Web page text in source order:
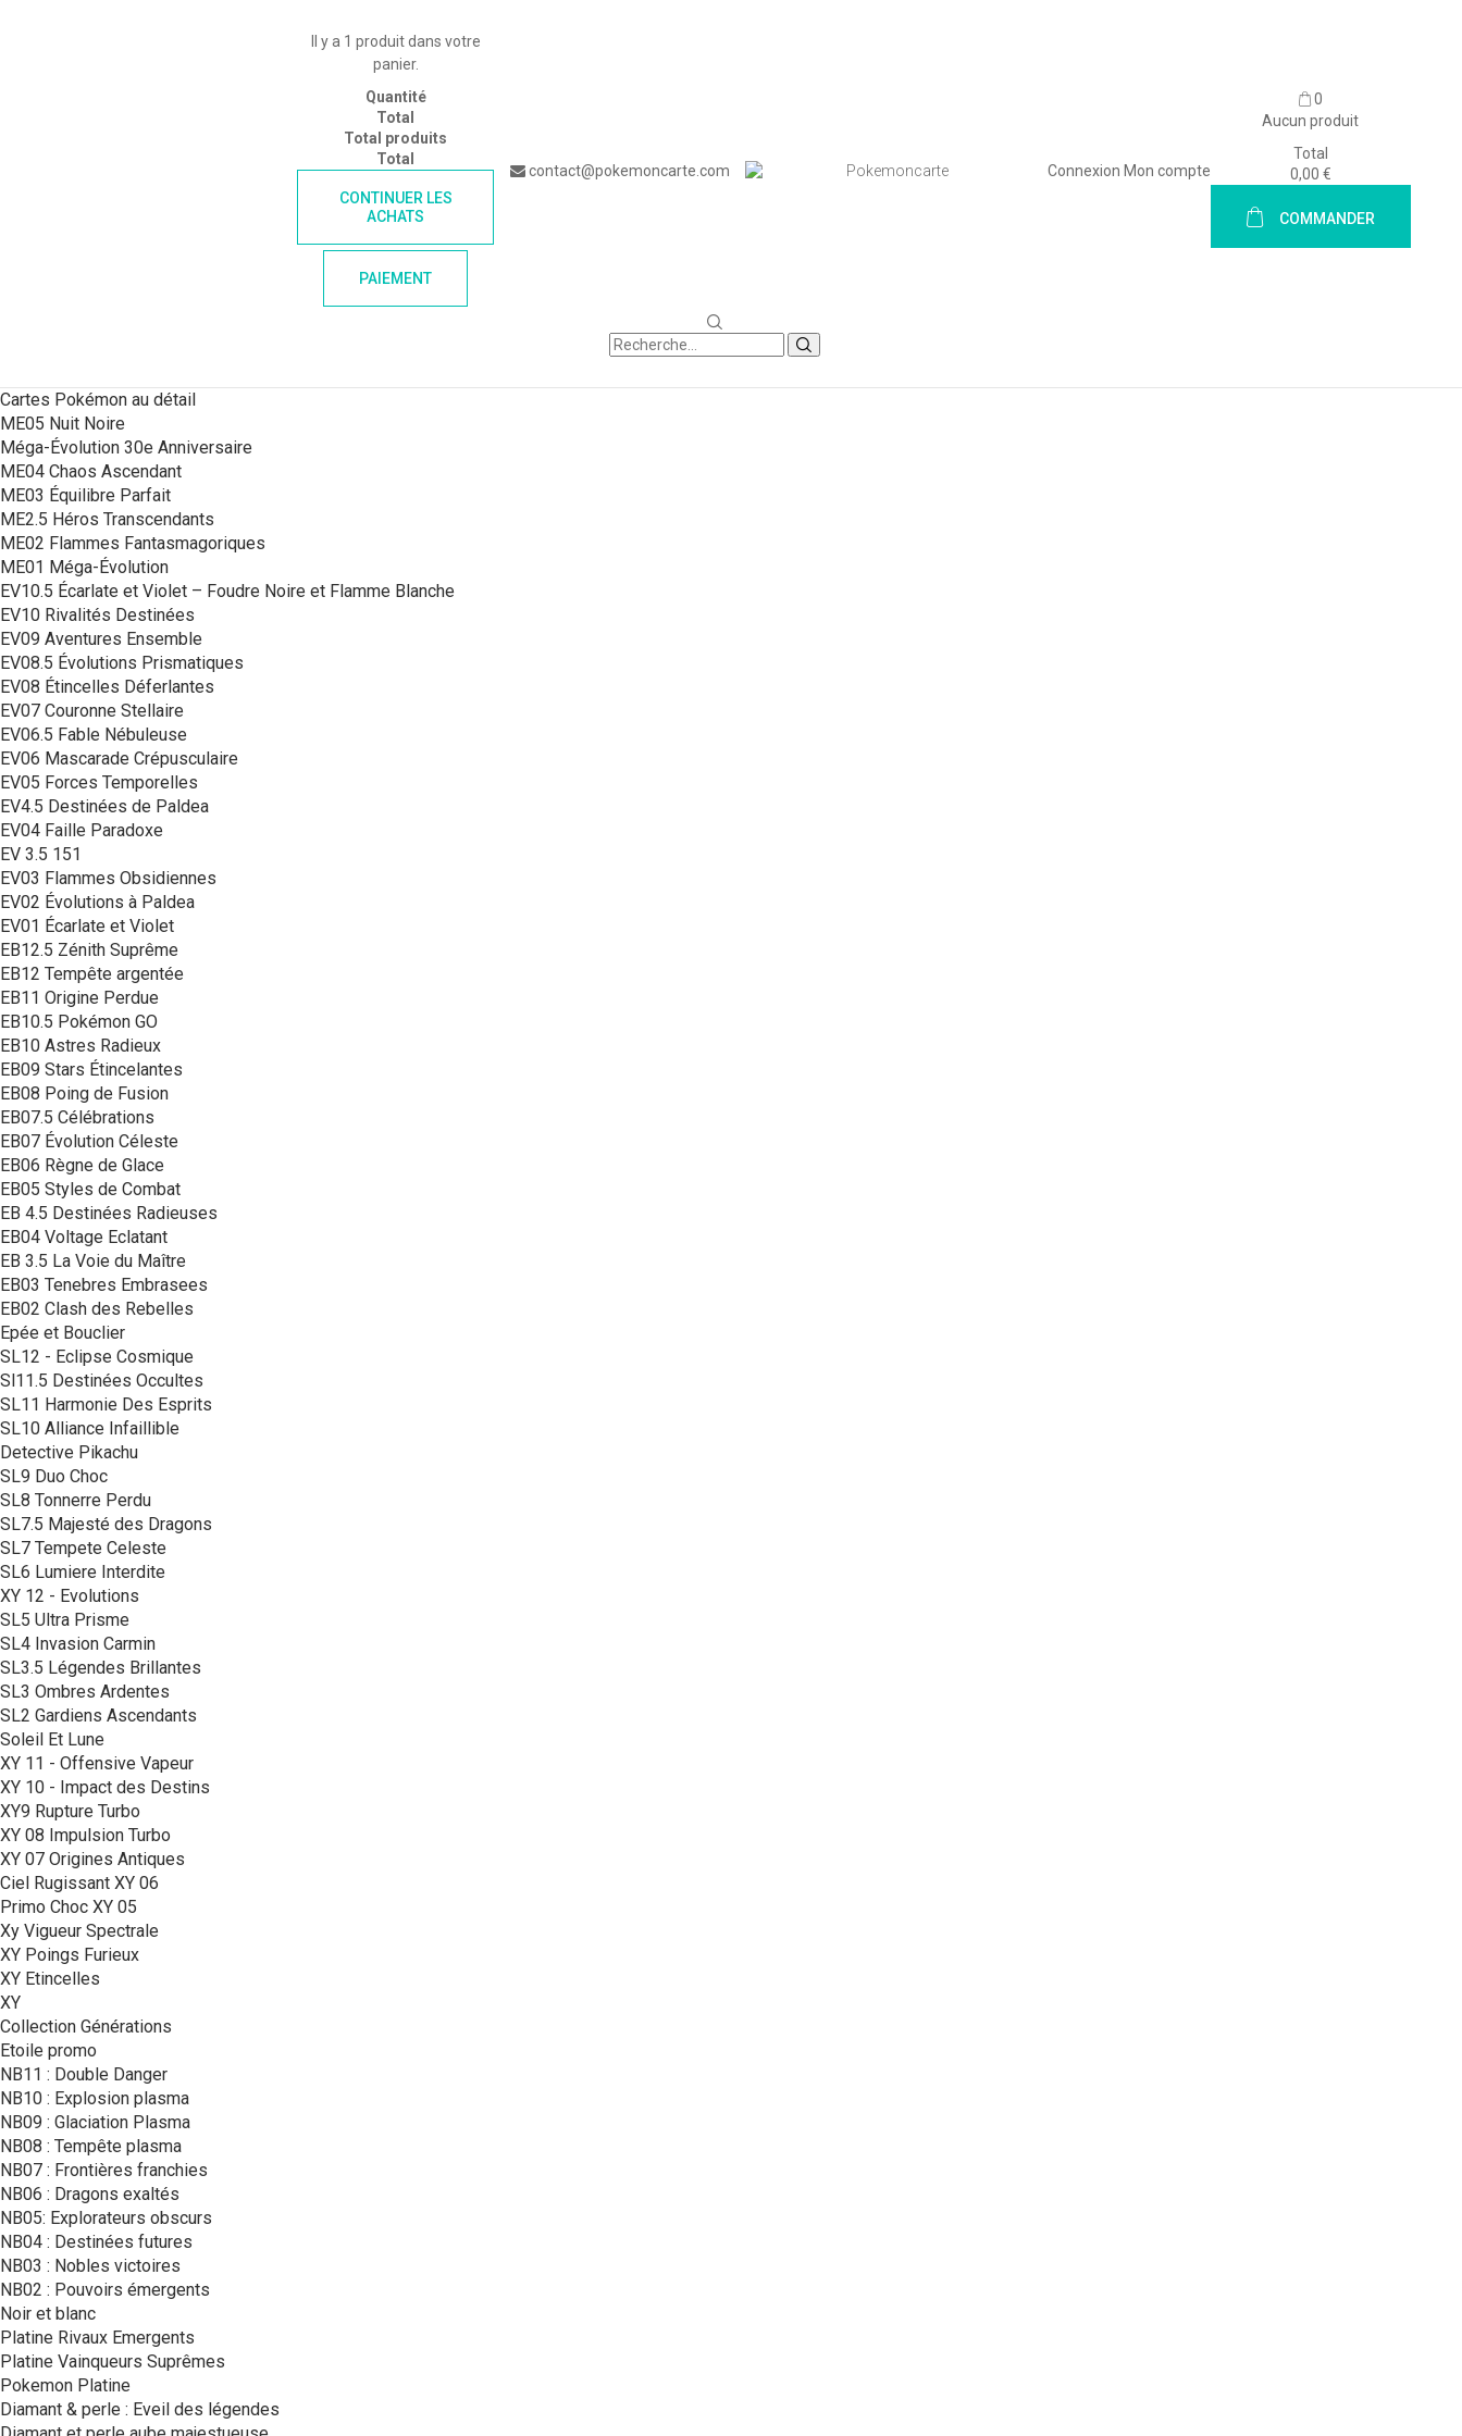
contact@pokemoncarte.com Connexion Mon compte
0
Aucun produit
Total
0,00 €
COMMANDER
Il y a 1 produit dans votre
panier.
Quantité
Total
Total produits
Total
CONTINUER LES
ACHATS
PAIEMENT
Cartes Pokémon au détail
ME05 Nuit Noire
Méga-Évolution 30e Anniversaire
ME04 Chaos Ascendant
ME03 Équilibre Parfait
ME2.5 Héros Transcendants
ME02 Flammes Fantasmagoriques
ME01 Méga-Évolution
EV10.5 Écarlate et Violet – Foudre Noire et Flamme Blanche
EV10 Rivalités Destinées
EV09 Aventures Ensemble
EV08.5 Évolutions Prismatiques
EV08 Étincelles Déferlantes
EV07 Couronne Stellaire
EV06.5 Fable Nébuleuse
EV06 Mascarade Crépusculaire
EV05 Forces Temporelles
EV4.5 Destinées de Paldea
EV04 Faille Paradoxe
EV 3.5 151
EV03 Flammes Obsidiennes
EV02 Évolutions à Paldea
EV01 Écarlate et Violet
EB12.5 Zénith Suprême
EB12 Tempête argentée
EB11 Origine Perdue
EB10.5 Pokémon GO
EB10 Astres Radieux
EB09 Stars Étincelantes
EB08 Poing de Fusion
EB07.5 Célébrations
EB07 Évolution Céleste
EB06 Règne de Glace
EB05 Styles de Combat
EB 4.5 Destinées Radieuses
EB04 Voltage Eclatant
EB 3.5 La Voie du Maître
EB03 Tenebres Embrasees
EB02 Clash des Rebelles
Epée et Bouclier
SL12 - Eclipse Cosmique
Sl11.5 Destinées Occultes
SL11 Harmonie Des Esprits
SL10 Alliance Infaillible
Detective Pikachu
SL9 Duo Choc
SL8 Tonnerre Perdu
SL7.5 Majesté des Dragons
SL7 Tempete Celeste
SL6 Lumiere Interdite
XY 12 - Evolutions
SL5 Ultra Prisme
SL4 Invasion Carmin
SL3.5 Légendes Brillantes
SL3 Ombres Ardentes
SL2 Gardiens Ascendants
Soleil Et Lune
XY 11 - Offensive Vapeur
XY 10 - Impact des Destins
XY9 Rupture Turbo
XY 08 Impulsion Turbo
XY 07 Origines Antiques
Ciel Rugissant XY 06
Primo Choc XY 05
Xy Vigueur Spectrale
XY Poings Furieux
XY Etincelles
XY
Collection Générations
Etoile promo
NB11 : Double Danger
NB10 : Explosion plasma
NB09 : Glaciation Plasma
NB08 : Tempête plasma
NB07 : Frontières franchies
NB06 : Dragons exaltés
NB05: Explorateurs obscurs
NB04 : Destinées futures
NB03 : Nobles victoires
NB02 : Pouvoirs émergents
Noir et blanc
Platine Rivaux Emergents
Platine Vainqueurs Suprêmes
Pokemon Platine
Diamant & perle : Eveil des légendes